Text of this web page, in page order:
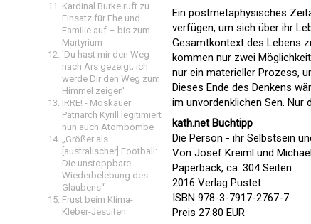
Kardinal Burke ruft zu
Einsatz für Ehe und
Familie auf – bis zum
Martyrium
'Du hast mir den Weg
nach Ars gezeigt; ich
werde Dir den Weg zum
Himmel zeigen'
IRRE! - Moskauer
Patriarch Kyrill legitimiert
nun auch Atombombe
„Größer als
[australischer] Football:
Die unstoppbare
Wiederbelebung des
Glaubens“
Frust beim Klima-
Kleber-Jesuiten
Ein postmetaphysisches
verfügen, um sich über ihr
Gesamtkontext des Lebens
kommen nur zwei
nur ein materieller Prozess,
Dieses Ende des Denkens
im unvordenklichen Sen.
kath.net Buchtipp
Die Person - ihr Selbstsein
Von Josef Kreiml und
Paperback, ca. 304 Seiten
2016 Verlag Pustet
ISBN 978-3-7917-2767-7
Preis 27.80 EUR